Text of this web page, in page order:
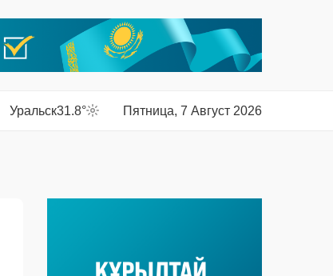
Уральск31.8° Пятница, 7 Август 2026